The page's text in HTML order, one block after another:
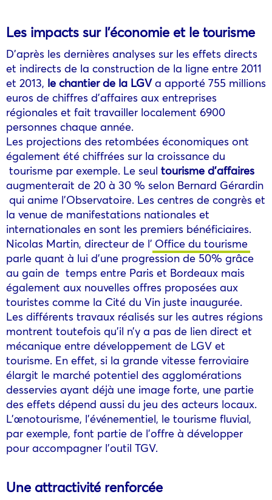
Les impacts sur l’économie et le tourisme
D’après les dernières analyses sur les effets directs
et indirects de la construction de la ligne entre 2011
et 2013, le chantier de la LGVa apporté 755 millions
euros de chiffres d’affaires aux entreprises
régionales et fait travailler localement 6900
personnes chaque année.
Les projections des retombées économiques ont
également été chiffrées sur la croissance du
tourisme par exemple. Le seul tourisme d’affaires
augmenterait de 20 à 30 % selon Bernard Gérardin
qui anime l’Observatoire. Les centres de congrès et
la venue de manifestations nationales et
internationales en sont les premiers bénéficiaires.
Nicolas Martin, directeur de l’ Office du tourisme
parle quant à lui d’une progression de 50% grâce
au gain de temps entre Paris et Bordeaux mais
également aux nouvelles offres proposées aux
touristes comme la Cité du Vin juste inaugurée.
Les différents travaux réalisés sur les autres régions
montrent toutefois qu’il n’y a pas de lien direct et
mécanique entre développement de LGV et
tourisme. En effet, si la grande vitesse ferroviaire
élargit le marché potentiel des agglomérations
desservies ayant déjà une image forte, une partie
des effets dépend aussi du jeu des acteurs locaux.
L’œnotourisme, l’événementiel, le tourisme fluvial,
par exemple, font partie de l’offre à développer
pour accompagner l’outil TGV.
Une attractivité renforcée